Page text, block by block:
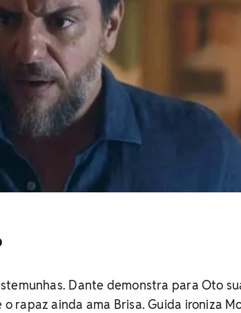
Dante demonstra para Oto
rapaz ainda ama Brisa. Guida ironiza